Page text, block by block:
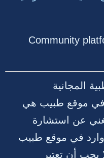
Community
المجانية
في موقع طبيب هي
عن استشارة
وارد في موقع طبيب
يجب أن تعتبر